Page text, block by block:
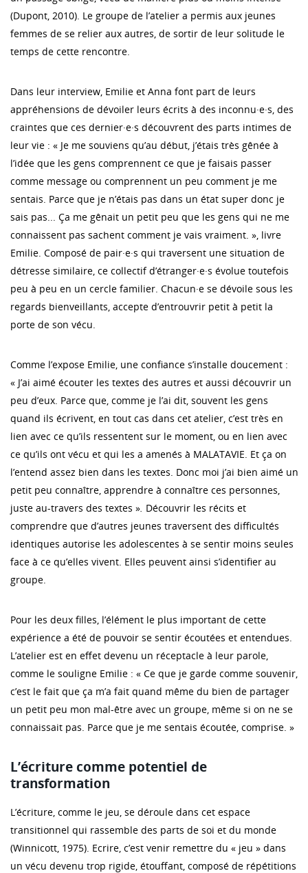
(Dupont, 2010). Le groupe de l’atelier a permis aux jeunes
femmes de se relier aux autres, de sortir de leur solitude le
temps de cette rencontre.
Dans leur interview, Emilie et Anna font part de leurs
appréhensions de dévoiler leurs écrits à des inconnu·e·s, des
craintes que ces dernier·e·s découvrent des parts intimes de
leur vie : « Je me souviens qu’au début, j’étais très gênée à
l’idée que les gens comprennent ce que je faisais passer
comme message ou comprennent un peu comment je me
sentais. Parce que je n’étais pas dans un état super donc je
sais pas... Ça me gênait un petit peu que les gens qui ne me
connaissent pas sachent comment je vais vraiment. », livre
Emilie. Composé de pair·e·s qui traversent une situation de
détresse similaire, ce collectif d’étranger·e·s évolue toutefois
peu à peu en un cercle familier. Chacun·e se dévoile sous les
regards bienveillants, accepte d’entrouvrir petit à petit la
porte de son vécu.
Comme l’expose Emilie, une confiance s’installe doucement :
« J’ai aimé écouter les textes des autres et aussi découvrir un
peu d’eux. Parce que, comme je l’ai dit, souvent les gens
quand ils écrivent, en tout cas dans cet atelier, c’est très en
lien avec ce qu’ils ressentent sur le moment, ou en lien avec
ce qu’ils ont vécu et qui les a amenés à MALATAVIE. Et ça on
l’entend assez bien dans les textes. Donc moi j’ai bien aimé un
petit peu connaître, apprendre à connaître ces personnes,
juste au-travers des textes ». Découvrir les récits et
comprendre que d’autres jeunes traversent des difficultés
identiques autorise les adolescentes à se sentir moins seules
face à ce qu’elles vivent. Elles peuvent ainsi s’identifier au
groupe.
Pour les deux filles, l’élément le plus important de cette
expérience a été de pouvoir se sentir écoutées et entendues.
L’atelier est en effet devenu un réceptacle à leur parole,
comme le souligne Emilie : « Ce que je garde comme souvenir,
c’est le fait que ça m’a fait quand même du bien de partager
un petit peu mon mal-être avec un groupe, même si on ne se
connaissait pas. Parce que je me sentais écoutée, comprise. »
L’écriture comme potentiel de
transformation
L’écriture, comme le jeu, se déroule dans cet espace
transitionnel qui rassemble des parts de soi et du monde
(Winnicott, 1975). Ecrire, c’est venir remettre du « jeu » dans
un vécu devenu trop rigide, étouffant, composé de répétitions